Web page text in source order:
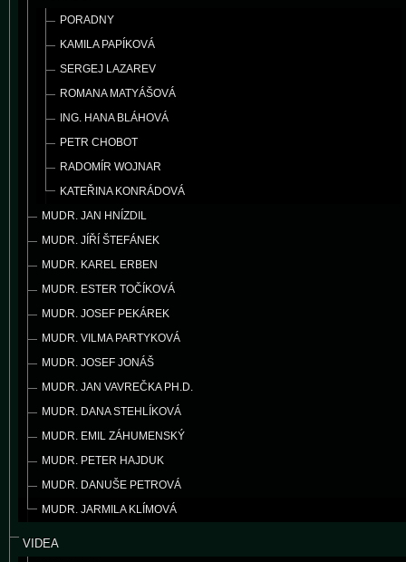
PORADNY
KAMILA PAPÍKOVÁ
SERGEJ LAZAREV
ROMANA MATYÁŠOVÁ
ING. HANA BLÁHOVÁ
PETR CHOBOT
RADOMÍR WOJNAR
KATEŘINA KONRÁDOVÁ
MUDR. JAN HNÍZDIL
MUDR. JÍŘÍ ŠTEFÁNEK
MUDR. KAREL ERBEN
MUDR. ESTER TOČÍKOVÁ
MUDR. JOSEF PEKÁREK
MUDR. VILMA PARTYKOVÁ
MUDR. JOSEF JONÁŠ
MUDR. JAN VAVREČKA PH.D.
MUDR. DANA STEHLÍKOVÁ
MUDR. EMIL ZÁHUMENSKÝ
MUDR. PETER HAJDUK
MUDR. DANUŠE PETROVÁ
MUDR. JARMILA KLÍMOVÁ
VIDEA